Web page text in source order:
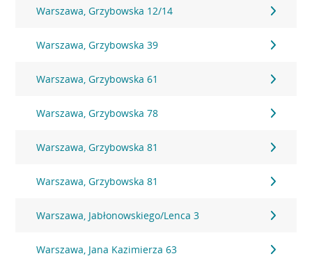
Warszawa, Grzybowska 12/14
Warszawa, Grzybowska 39
Warszawa, Grzybowska 61
Warszawa, Grzybowska 78
Warszawa, Grzybowska 81
Warszawa, Grzybowska 81
Warszawa, Jabłonowskiego/Lenca 3
Warszawa, Jana Kazimierza 63